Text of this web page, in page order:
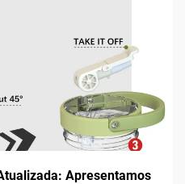
Apresentamos